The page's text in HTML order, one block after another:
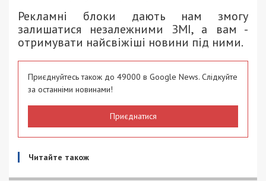
Рекламні блоки дають нам змогу
залишатися незалежними ЗМІ, а вам -
отримувати найсвіжіші новини під ними.
Приєднуйтесь також до 49000 в Google News. Слідкуйте
за останніми новинами!
Приєднатися
Читайте також